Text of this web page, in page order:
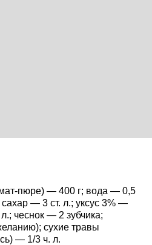
пюре) — 400 г; вода — 0,5
— 3 ст. л.; уксус 3% —
чеснок — 2 зубчика;
сухие травы
— 1/3 ч. л.